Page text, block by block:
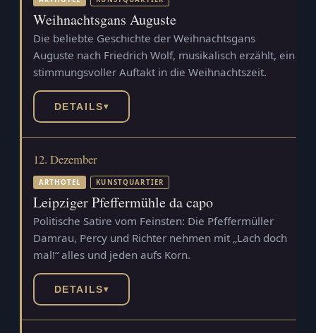
Weihnachtsgans Auguste
Die beliebte Geschichte der Weihnachtsgans
Auguste nach Friedrich Wolf, musikalisch erzählt, ein
stimmungsvoller Auftakt in die Weihnachtszeit.
DETAILS▾
12. Dezember
ARTHOTEL KUNSTQUARTIER
Leipziger Pfeffermühle da capo
Politische Satire vom Feinsten: Die Pfeffermüller
Damrau, Percy und Richter nehmen mit „Lach doch
mal!“ alles und jeden aufs Korn.
DETAILS▾